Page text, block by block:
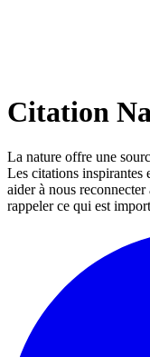
Citation
La nature offre une
Les citations inspirantes
aider à nous
rappeler ce qui est